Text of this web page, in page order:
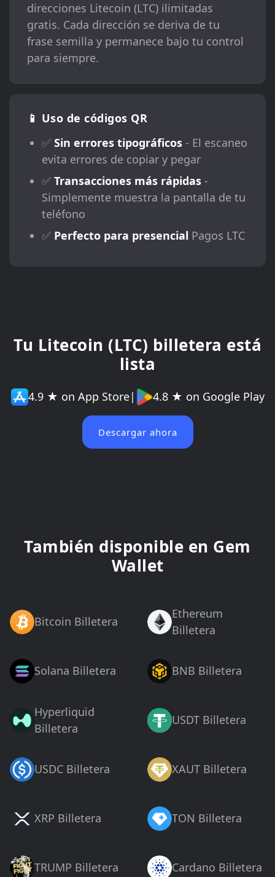
direcciones Litecoin (LTC) ilimitadas
gratis. Cada dirección se deriva de tu
frase semilla y permanece bajo tu control
para siempre.
📱 Uso de códigos QR
✅ Sin errores tipográficos- El escaneo
evita errores de copiar y pegar
✅ Transacciones más rápidas-
Simplemente muestra la pantalla de tu
teléfono
✅ Perfecto para presencial Pagos LTC
Tu Litecoin (LTC) billetera está
lista
4.9 ★ on App Store| 4.8 ★ on Google Play
Descargar ahora
También disponible en Gem
Wallet
Bitcoin Billetera
Ethereum
Billetera
Solana Billetera BNB Billetera
Hyperliquid
Billetera
USDT Billetera
USDC Billetera XAUT Billetera
XRP Billetera TON Billetera
TRUMP Billetera Cardano Billetera